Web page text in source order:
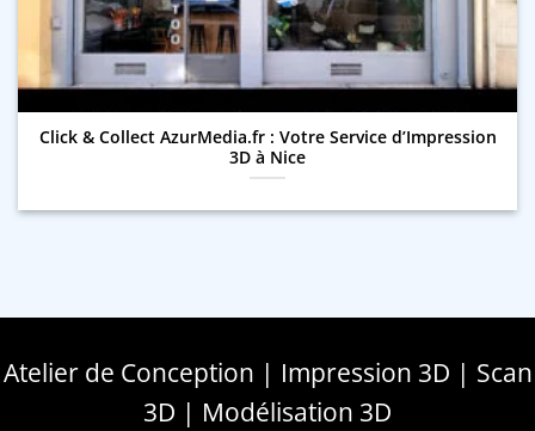
Click & Collect AzurMedia.fr : Votre Service d’Impression
3D à Nice
Atelier de Conception | Impression 3D | Scan
3D | Modélisation 3D